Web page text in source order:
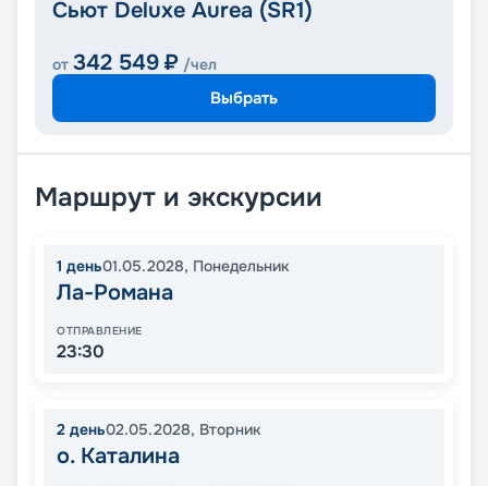
Сьют Deluxe Aurea (SR1)
от 342 549 ₽ /чел
Выбрать
Маршрут и экскурсии
1 день01.05.2028, Понедельник
Ла-Романа
ОТПРАВЛЕНИЕ
23:30
2 день02.05.2028, Вторник
о. Каталина